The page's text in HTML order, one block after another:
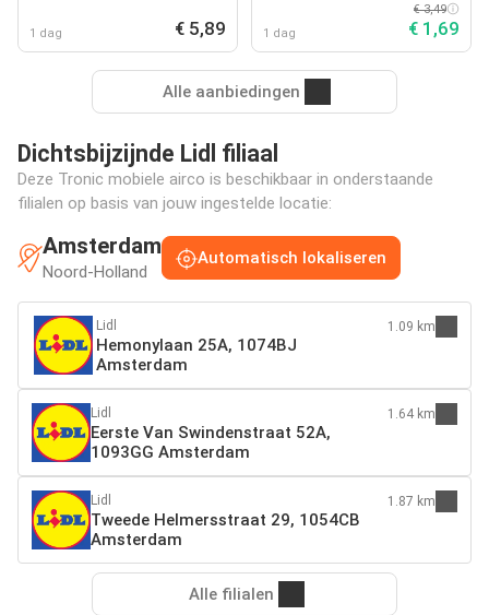
1 dag € 5,89 1 dag
€ 3,49
€ 1,69
Alle aanbiedingen
Dichtsbijzijnde Lidl filiaal
Deze Tronic mobiele airco is beschikbaar in onderstaande
filialen op basis van jouw ingestelde locatie:
Amsterdam
Noord-Holland
Automatisch lokaliseren
Lidl
Hemonylaan 25A, 1074BJ
Amsterdam
1.09 km
Lidl
Eerste Van Swindenstraat 52A,
1093GG Amsterdam
1.64 km
Lidl
Tweede Helmersstraat 29, 1054CB
Amsterdam
1.87 km
Alle filialen